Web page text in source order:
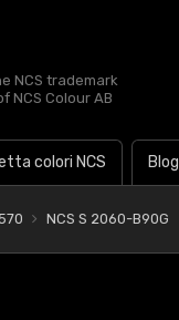
NCS trademark
NCS Colour AB
colori NCS Blog
NCS S 2060-B90G